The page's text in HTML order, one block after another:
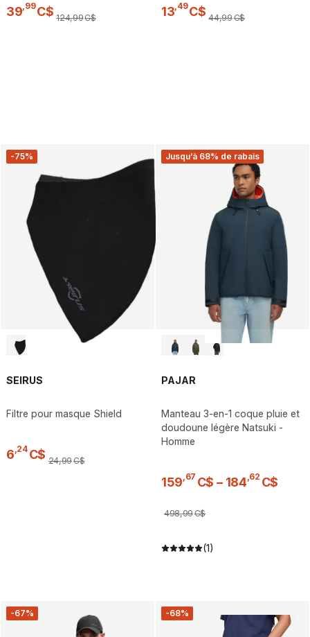
39,99C$ 124,99C$ 13,49C$ 44,99C$
-75%
SEIRUS
Filtre pour masque Shield
6 24 C$ 24,99C$
Jusqu’à 68% de rabais
PAJAR
Manteau 3-en-1 coque pluie et
doudoune légère Natsuki -
Homme
159 67 C$ – 184 62 C$
498,99C$
(1)
-67% -68%